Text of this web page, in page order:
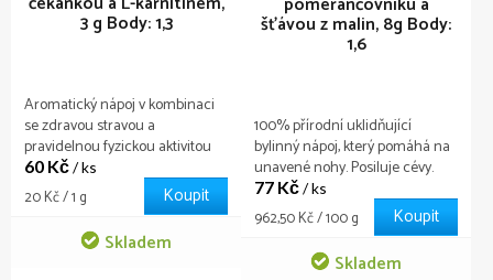
k 3 g Body: 1,3
Skladem
60 Kč/ ks
Měrná
20 Kč / 1 g Koupit
Aromatický nápoj v kombinaci
se zdravou stravou a
pravidelnou fyzickou aktivitou
vám pomůže shodit přebytečná
kila a udržet si výbornou formu.
šťávou z malin, 8g Body:
1,6
Skladem
77 Kč/ ks
Měrná
962,50 Kč / 100 g Koupit
100% přírodní uklidňující
bylinný nápoj, který pomáhá na
unavené nohy. Posiluje cévy.
Užijte si zasloužený relax a
odpočinek.